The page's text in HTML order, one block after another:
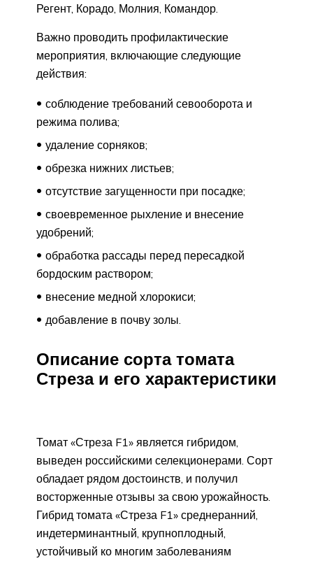
Регент, Корадо, Молния, Командор.
Важно проводить профилактические
мероприятия, включающие следующие
действия:
соблюдение требований севооборота и
режима полива;
удаление сорняков;
обрезка нижних листьев;
отсутствие загущенности при посадке;
своевременное рыхление и внесение
удобрений;
обработка рассады перед пересадкой
бордоским раствором;
внесение медной хлорокиси;
добавление в почву золы.
Описание сорта томата
Стреза и его характеристики
Томат «Стреза F1» является гибридом,
выведен российскими селекционерами. Сорт
обладает рядом достоинств, и получил
восторженные отзывы за свою урожайность.
Гибрид томата «Стреза F1» среднеранний,
индетерминантный, крупноплодный,
устойчивый ко многим заболеваниям